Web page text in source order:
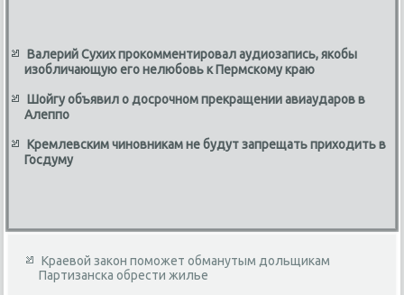
Валерий Сухих прокомментировал аудиозапись, якобы
изобличающую его нелюбовь к Пермскому краю
Шойгу объявил о досрочном прекращении авиаударов в
Алеппо
Кремлевским чиновникам не будут запрещать приходить в
Госдуму
Краевой закон поможет обманутым дольщикам
Партизанска обрести жилье